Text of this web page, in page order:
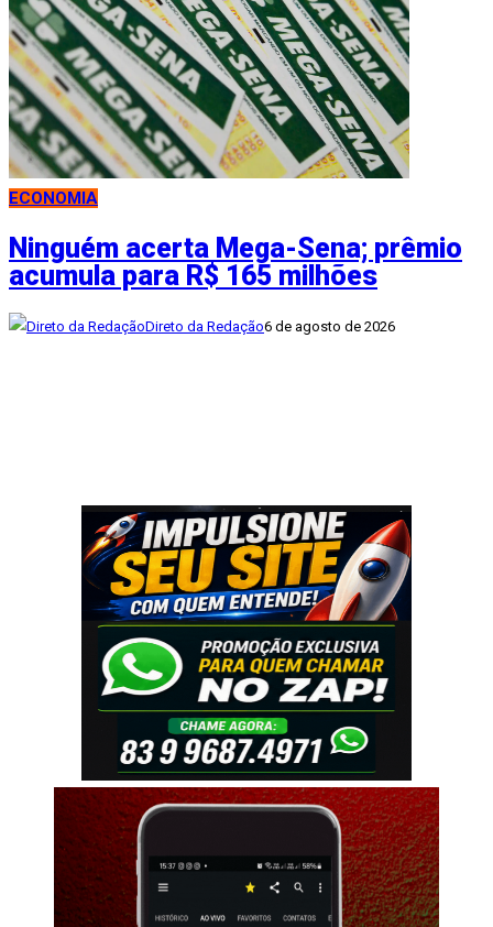
ECONOMIA
Ninguém acerta Mega-Sena; prêmio
acumula para R$ 165 milhões
Direto da Redação6 de agosto de 2026